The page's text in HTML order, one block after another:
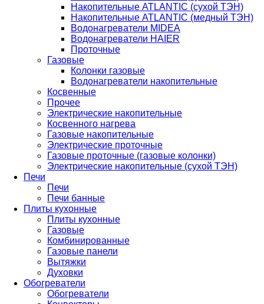
Накопительные ATLANTIC (сухой ТЭН)
Накопительные ATLANTIC (медный ТЭН)
Водонагреватели MIDEA
Водонагреватели HAIER
Проточные
Газовые
Колонки газовые
Водонагреватели накопительные
Косвенные
Прочее
Электрические накопительные
Косвенного нагрева
Газовые накопительные
Электрические проточные
Газовые проточные (газовые колонки)
Электрические накопительные (сухой ТЭН)
Печи
Печи
Печи банные
Плиты кухонные
Плиты кухонные
Газовые
Комбинированные
Газовые панели
Вытяжки
Духовки
Обогреватели
Обогреватели